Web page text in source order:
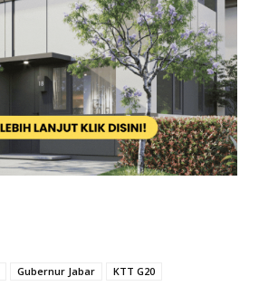
Gubernur Jabar
KTT G20